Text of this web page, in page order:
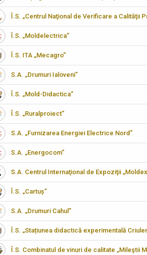
Î.S. „Centrul Naţional de Verificare a Calităţii
Î.S. „Moldelectrica”
Î.S. ITA „Mecagro”
S.A. „Drumuri Ialoveni”
Î.S. „Mold-Didactica”
Î.S. „Ruralproiect”
S.A. „Furnizarea Energiei Electrice Nord”
S.A. „Energocom”
S.A. Centrul Internaţional de Expoziţii
Î.S. „Cartuș”
S.A. „Drumuri Cahul”
Î.S. „Stațiunea didactică experimentală
Î.S. Combinatul de vinuri de calitate „Mileştii